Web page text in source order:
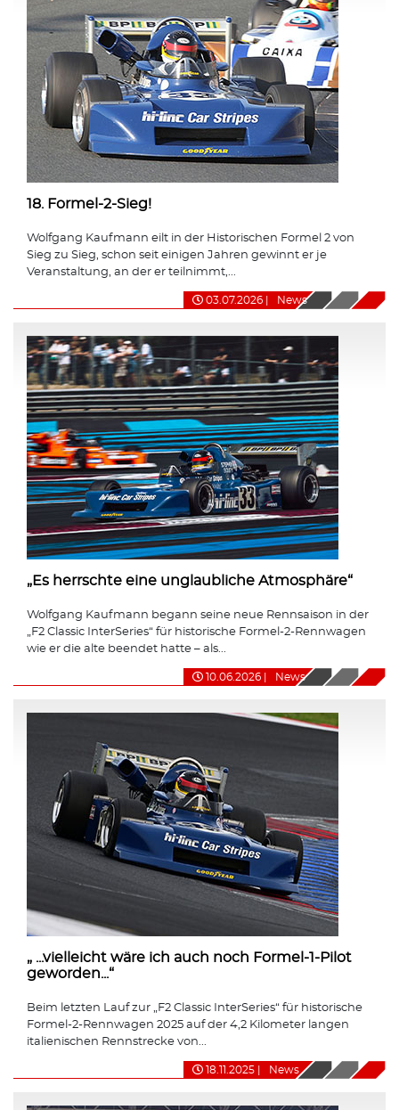
18. Formel-2-Sieg!
Wolfgang Kaufmann eilt in der Historischen Formel 2 von
Sieg zu Sieg, schon seit einigen Jahren gewinnt er je
Veranstaltung, an der er teilnimmt,...
03.07.2026 News
„Es herrschte eine unglaubliche Atmosphäre“
Wolfgang Kaufmann begann seine neue Rennsaison in der
„F2 Classic InterSeries“ für historische Formel-2-Rennwagen
wie er die alte beendet hatte – als...
10.06.2026 News
„ ...vielleicht wäre ich auch noch Formel-1-Pilot
geworden...“
Beim letzten Lauf zur „F2 Classic InterSeries“ für historische
Formel-2-Rennwagen 2025 auf der 4,2 Kilometer langen
italienischen Rennstrecke von...
18.11.2025 News